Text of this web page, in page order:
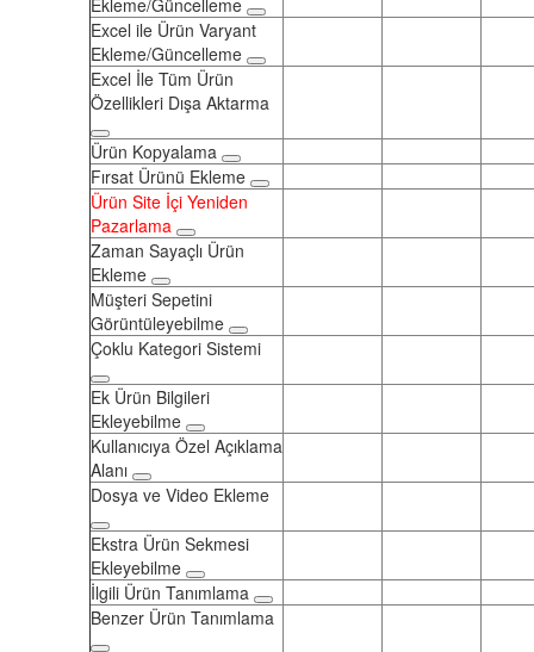
Excel ile Ürün Varyant
Ekleme/Güncelleme
Excel İle Tüm Ürün
Özellikleri Dışa Aktarma
Ürün Kopyalama
Fırsat Ürünü Ekleme
Ürün Site İçi Yeniden
Pazarlama
Zaman Sayaçlı Ürün
Ekleme
Müşteri Sepetini
Görüntüleyebilme
Çoklu Kategori Sistemi
Ek Ürün Bilgileri
Ekleyebilme
Kullanıcıya Özel Açıklama
Alanı
Dosya ve Video Ekleme
Ekstra Ürün Sekmesi
Ekleyebilme
İlgili Ürün Tanımlama
Benzer Ürün Tanımlama